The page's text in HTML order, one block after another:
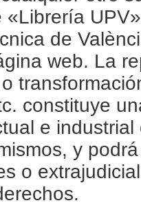
«Librería
de
web. La
constituye
e
y
o